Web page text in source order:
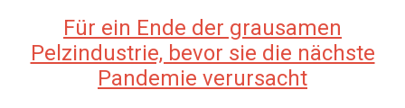
Für ein Ende der grausamen
Pelzindustrie, bevor sie die nächste
Pandemie verursacht